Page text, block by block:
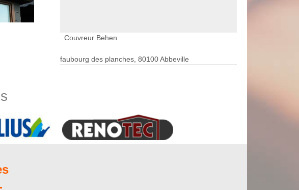
façon
y parvenir,
Couvreur Behen
faubourg des planches, 80100 Abbeville